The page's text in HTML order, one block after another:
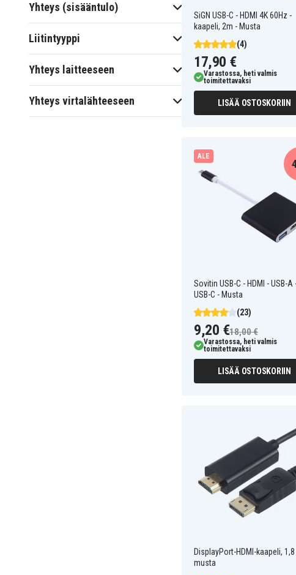
Yhteys (sisääntulo)
Liitintyyppi
Yhteys laitteeseen
Yhteys virtalähteeseen
SiGN USB-C - HDMI 4K 60Hz -
kaapeli, 2m - Musta
(4)
17,90 €
Varastossa, heti valmis
toimitettavaksi
LISÄÄ OSTOSKORIIN
ALE
Sovitin USB-C - HDMI - USB-A
USB-C - Musta
(23)
9,20 €18,00 €
Varastossa, heti valmis
toimitettavaksi
LISÄÄ OSTOSKORIIN
DisplayPort-HDMI-kaapeli,
musta